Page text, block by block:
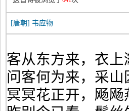
[唐朝] 韦应物
客从东方来，衣上
问客何为来，采山
冥冥花正开，飏飏